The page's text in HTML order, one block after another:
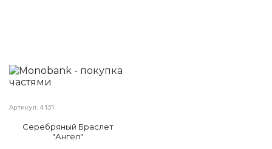
Артикул: 4131
Серебряный Браслет
"Ангел"